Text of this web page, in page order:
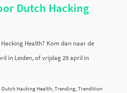
Dutch Hacking
Health? Kom dan naar de
in Leiden, of vrijdag 29 april in
Dutch Hacking Health, Trending, Trendition